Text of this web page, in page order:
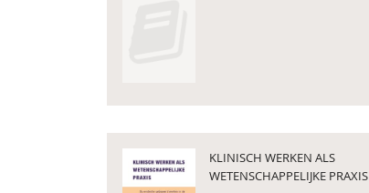
KLINISCH WERKEN ALS
WETENSCHAPPELIJKE PRAXIS